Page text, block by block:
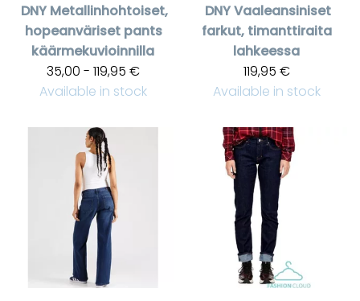
DNY Metallinhohtoiset,
hopeanväriset pants
käärmekuvioinnilla
35,00 - 119,95 €
Available in stock
DNYVaaleansiniset
farkut, timanttiraita
lahkeessa
119,95 €
Available in stock